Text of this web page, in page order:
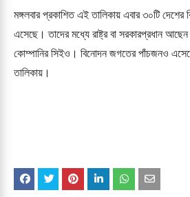
মঙ্গলবার প্রকাশিত এই তালিকায় এবার ৩০টি দেশের
এসেছে। তাদের মধ্যে রাষ্ট্র বা সরকারপ্রধান
কোম্পানির সিইও। বিনোদন জগতের পাঁচজনও
তালিকায়।